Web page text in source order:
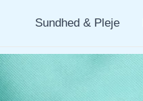
Sundhed & Pleje